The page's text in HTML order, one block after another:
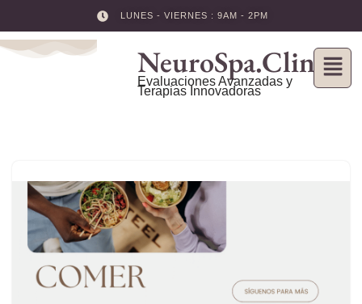
Skip
LUNES - VIERNES : 9AM - 2PM
NeuroSpa.Clinic
Evaluaciones Avanzadas y
Terapias Innovadoras